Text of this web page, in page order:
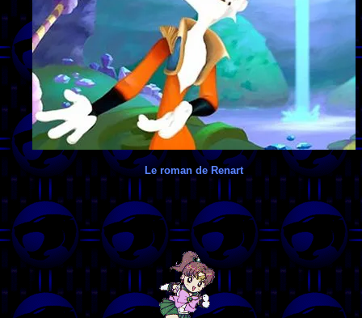
Le roman de Renart